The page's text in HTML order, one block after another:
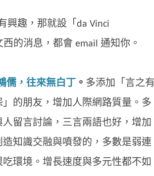
興趣，那就設「da Vinci
的消息，都會 email 通知你。
儒，往來無白丁 。 多添加「言之有
的朋友，增加人際網路質量。多
留言討論，三言兩語也好，增加
知識交融與噴發的，多數是弱連
環境。增長速度與多元性都不如